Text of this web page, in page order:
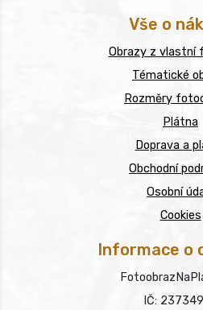
Vše o
Obrazy z vlastní
Tématické
Rozměry
Plátna
Doprava a
Obchodní
Osobní
Cookies
Informace o
IČ: